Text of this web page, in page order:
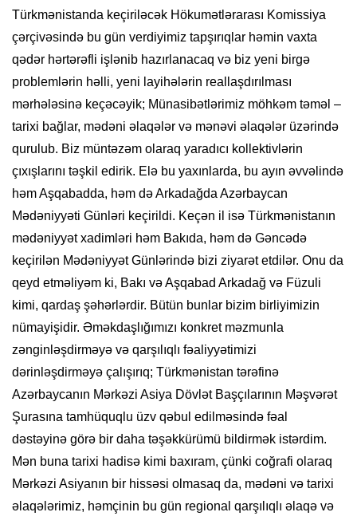
Türkmənistanda keçiriləcək Hökumətlərarası Komissiya
çərçivəsində bu gün verdiyimiz tapşırıqlar həmin vaxta
qədər hərtərəfli işlənib hazırlanacaq və biz yeni birgə
problemlərin həlli, yeni layihələrin reallaşdırılması
mərhələsinə keçəcəyik; Münasibətlərimiz möhkəm təməl –
tarixi bağlar, mədəni əlaqələr və mənəvi əlaqələr üzərində
qurulub. Biz müntəzəm olaraq yaradıcı kollektivlərin
çıxışlarını təşkil edirik. Elə bu yaxınlarda, bu ayın əvvəlində
həm Aşqabadda, həm də Arkadağda Azərbaycan
Mədəniyyəti Günləri keçirildi. Keçən il isə Türkmənistanın
mədəniyyət xadimləri həm Bakıda, həm də Gəncədə
keçirilən Mədəniyyət Günlərində bizi ziyarət etdilər. Onu da
qeyd etməliyəm ki, Bakı və Aşqabad Arkadağ və Füzuli
kimi, qardaş şəhərlərdir. Bütün bunlar bizim birliyimizin
nümayişidir. Əməkdaşlığımızı konkret məzmunla
zənginləşdirməyə və qarşılıqlı fəaliyyətimizi
dərinləşdirməyə çalışırıq; Türkmənistan tərəfinə
Azərbaycanın Mərkəzi Asiya Dövlət Başçılarının Məşvərət
Şurasına tamhüquqlu üzv qəbul edilməsində fəal
dəstəyinə görə bir daha təşəkkürümü bildirmək istərdim.
Mən buna tarixi hadisə kimi baxıram, çünki coğrafi olaraq
Mərkəzi Asiyanın bir hissəsi olmasaq da, mədəni və tarixi
əlaqələrimiz, həmçinin bu gün regional qarşılıqlı əlaqə və